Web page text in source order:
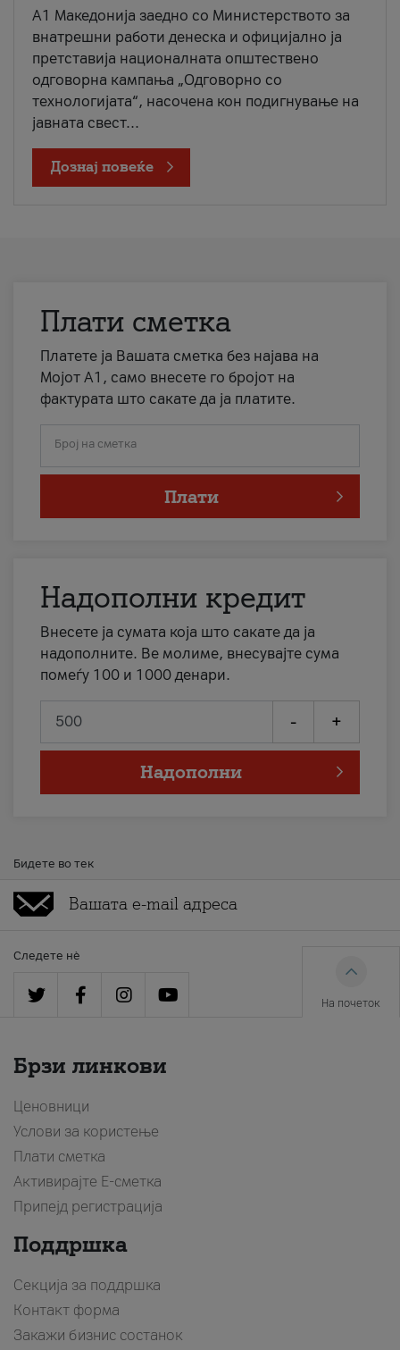
A1 Македонија заедно со Министерството за
внатрешни работи денеска и официјално ја
претставија националната општествено
одговорна кампања „Одговорно со
технологијата“, насочена кон подигнување на
јавната свест...
Дознај повеќе
Плати сметка
Платете ја Вашата сметка без најава на
Мојот А1, само внесете го бројот на
фактурата што сакате да ја платите.
Број на сметка
Плати
Надополни кредит
Внесете ја сумата која што сакате да ја
надополните. Ве молиме, внесувајте сума
помеѓу 100 и 1000 денари.
- +
Надополни
Бидете во тек
Следете нè
На почеток
Брзи линкови
Ценовници
Услови за користење
Плати сметка
Активирајте Е-сметка
Припејд регистрација
Поддршка
Секција за поддршка
Контакт форма
Закажи бизнис состанок